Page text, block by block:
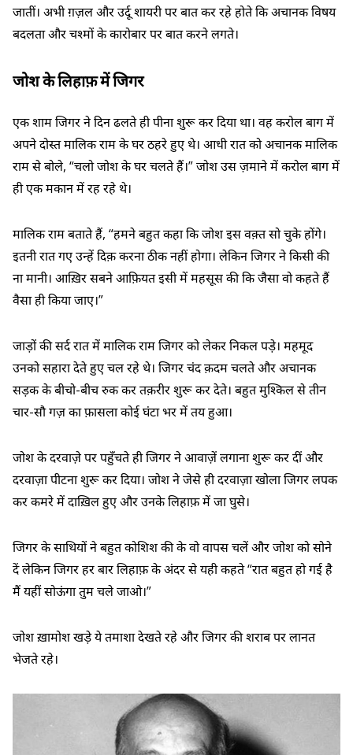
जातीं। अभी ग़ज़ल और उर्दू शायरी पर बात कर रहे होते कि अचानक विषय
बदलता और चश्मों के कारोबार पर बात करने लगते।
जोश के लिहाफ़ में जिगर
एक शाम जिगर ने दिन ढलते ही पीना शुरू कर दिया था। वह करोल बाग में
अपने दोस्त मालिक राम के घर ठहरे हुए थे। आधी रात को अचानक मालिक
राम से बोले, “चलो जोश के घर चलते हैं।” जोश उस ज़माने में करोल बाग में
ही एक मकान में रह रहे थे।
मालिक राम बताते हैं, “हमने बहुत कहा कि जोश इस वक़्त सो चुके होंगे।
इतनी रात गए उन्हें दिक़ करना ठीक नहीं होगा। लेकिन जिगर ने किसी की
ना मानी। आख़िर सबने आफ़ियत इसी में महसूस की कि जैसा वो कहते हैं
वैसा ही किया जाए।”
जाड़ों की सर्द रात में मालिक राम जिगर को लेकर निकल पड़े। महमूद
उनको सहारा देते हुए चल रहे थे। जिगर चंद क़दम चलते और अचानक
सड़क के बीचो-बीच रुक कर तक़रीर शुरू कर देते। बहुत मुश्किल से तीन
चार-सौ गज़ का फ़ासला कोई घंटा भर में तय हुआ।
जोश के दरवाज़े पर पहुँचते ही जिगर ने आवाज़ें लगाना शुरू कर दीं और
दरवाज़ा पीटना शुरू कर दिया। जोश ने जेसे ही दरवाज़ा खोला जिगर लपक
कर कमरे में दाख़िल हुए और उनके लिहाफ़ में जा घुसे।
जिगर के साथियों ने बहुत कोशिश की के वो वापस चलें और जोश को सोने
दें लेकिन जिगर हर बार लिहाफ़ के अंदर से यही कहते “रात बहुत हो गई है
मैं यहीं सोऊंगा तुम चले जाओ।”
जोश ख़ामोश खड़े ये तमाशा देखते रहे और जिगर की शराब पर लानत
भेजते रहे।